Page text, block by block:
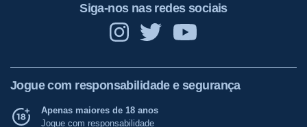
Siga-nos nas redes sociais
Jogue com responsabilidade e segurança
Apenas maiores de 18 anos
Jogue com responsabilidade